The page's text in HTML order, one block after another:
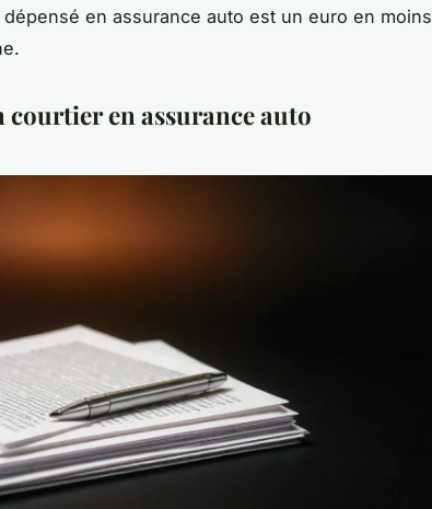
en assurance auto est un euro en moins
en assurance auto